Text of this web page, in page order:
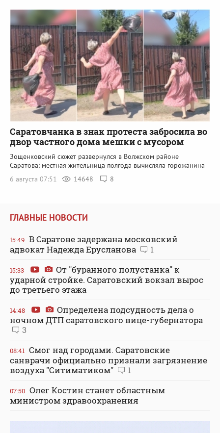
Саратовчанка в знак протеста забросила во
двор частного дома мешки с мусором
Зощенковский сюжет развернулся в Волжском районе
Саратова: местная жительница полгода вычисляла горожанина
6 августа 07:51
14648 8
ГЛАВНЫЕ НОВОСТИ
15:49 В Саратове задержана московский
адвокат Надежда Ерусланова
1
15:33
От "буранного полустанка" к
ударной стройке. Саратовский вокзал вырос
до третьего этажа
14:48
Определена подсудность дела о
ночном ДТП саратовского вице-губернатора
3
08:41 Смог над городами. Саратовские
санврачи официально признали загрязнение
воздуха "Ситиматиком"
1
07:50 Олег Костин станет областным
министром здравоохранения